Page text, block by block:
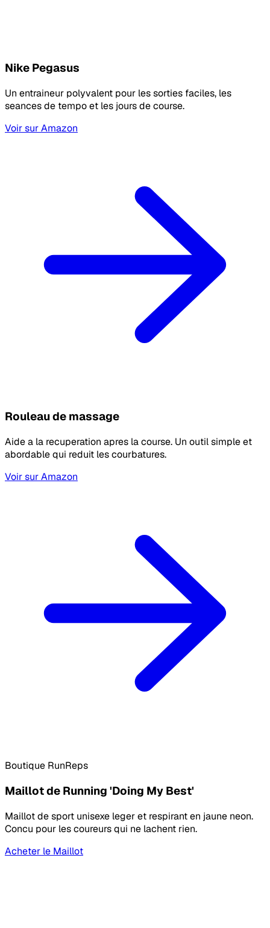
Nike Pegasus
Un entraineur polyvalent pour les sorties faciles, les
seances de tempo et les jours de course.
Voir sur Amazon
Rouleau de massage
Aide a la recuperation apres la course. Un outil simple et
abordable qui reduit les courbatures.
Voir sur Amazon
Boutique RunReps
Maillot de Running 'Doing My Best'
Maillot de sport unisexe leger et respirant en jaune neon.
Concu pour les coureurs qui ne lachent rien.
Acheter le Maillot